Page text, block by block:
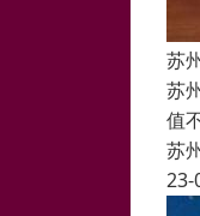
苏
苏
值
苏
23-